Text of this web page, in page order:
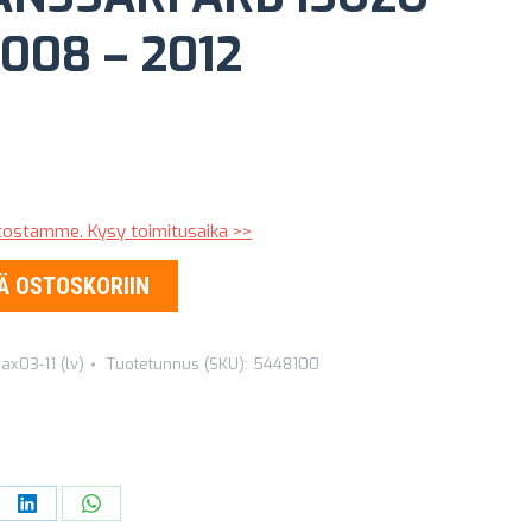
– 2012
Kysy toimitusaika >>
OSTOSKORIIN
11 (lv) Tuotetunnus (SKU): 5448100
Share Share